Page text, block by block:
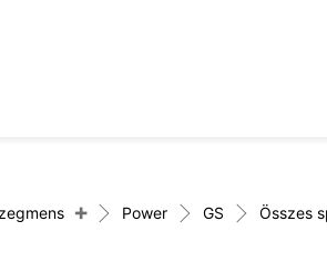
+ Power GS Összes